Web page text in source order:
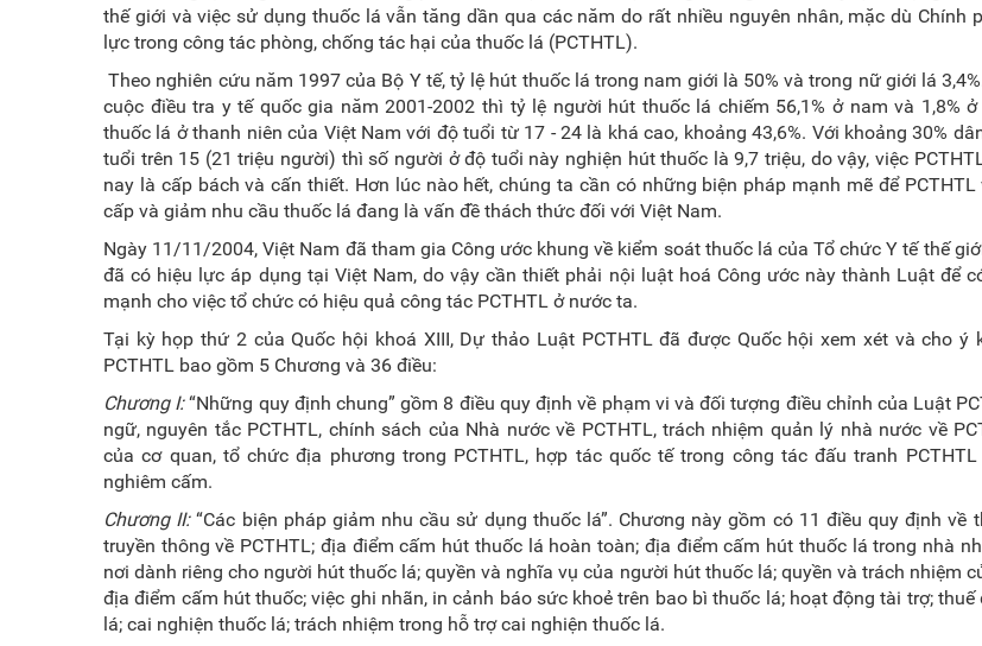
thế giới và việc sử dụng thuốc lá vẫn tăng dần qua các năm do rất nhiều nguyên nhân, mặc dù Chính
lực trong công tác phòng, chống tác hại của thuốc lá (PCTHTL).
Theo nghiên cứu năm 1997 của Bộ Y tế, tỷ lệ hút thuốc lá trong nam giới là 50% và trong nữ giới lá
cuộc điều tra y tế quốc gia năm 2001-2002 thì tỷ lệ người hút thuốc lá chiếm 56,1% ở nam và 1,8%
thuốc lá ở thanh niên của Việt Nam với độ tuổi từ 17 - 24 là khá cao, khoảng 43,6%. Với khoảng 30%
tuổi trên 15 (21 triệu người) thì số người ở độ tuổi này nghiện hút thuốc là 9,7 triệu, do vậy, việc
nay là cấp bách và cấn thiết. Hơn lúc nào hết, chúng ta cần có những biện pháp mạnh mẽ để
cấp và giảm nhu cầu thuốc lá đang là vấn đề thách thức đối với Việt Nam.
Ngày 11/11/2004, Việt Nam đã tham gia Công ước khung về kiểm soát thuốc lá của Tổ chức Y tế thế
đã có hiệu lực áp dụng tại Việt Nam, do vậy cần thiết phải nội luật hoá Công ước này thành Luật để
mạnh cho việc tổ chức có hiệu quả công tác PCTHTL ở nước ta.
Tại kỳ họp thứ 2 của Quốc hội khoá XIII, Dự thảo Luật PCTHTL đã được Quốc hội xem xét và cho ý
PCTHTL bao gồm 5 Chương và 36 điều:
Chương I:“Những quy định chung” gồm 8 điều quy định về phạm vi và đối tượng điều chỉnh của Luật
ngữ, nguyên tắc PCTHTL, chính sách của Nhà nước về PCTHTL, trách nhiệm quản lý nhà nước về
của cơ quan, tổ chức địa phương trong PCTHTL, hợp tác quốc tế trong công tác đấu tranh
nghiêm cấm.
Chương II:“Các biện pháp giảm nhu cầu sử dụng thuốc lá”. Chương này gồm có 11 điều quy định về
truyền thông về PCTHTL; địa điểm cấm hút thuốc lá hoàn toàn; địa điểm cấm hút thuốc lá trong nhà
nơi dành riêng cho người hút thuốc lá; quyền và nghĩa vụ của người hút thuốc lá; quyền và trách nhiệm
địa điểm cấm hút thuốc; việc ghi nhãn, in cảnh báo sức khoẻ trên bao bì thuốc lá; hoạt động tài trợ;
lá; cai nghiện thuốc lá; trách nhiệm trong hỗ trợ cai nghiện thuốc lá.